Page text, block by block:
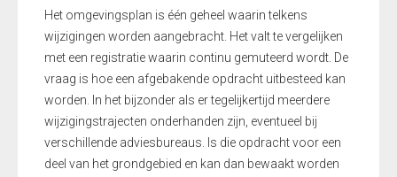
Het omgevingsplan is één geheel waarin telkens
wijzigingen worden aangebracht. Het valt te vergelijken
met een registratie waarin continu gemuteerd wordt. De
vraag is hoe een afgebakende opdracht uitbesteed kan
worden. In het bijzonder als er tegelijkertijd meerdere
wijzigingstrajecten onderhanden zijn , eventueel bij
verschillende adviesbureaus . Is die opdracht voor een
deel van het grondgebied en kan dan bewaakt worden